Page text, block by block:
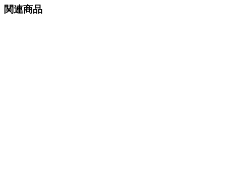
関連商品